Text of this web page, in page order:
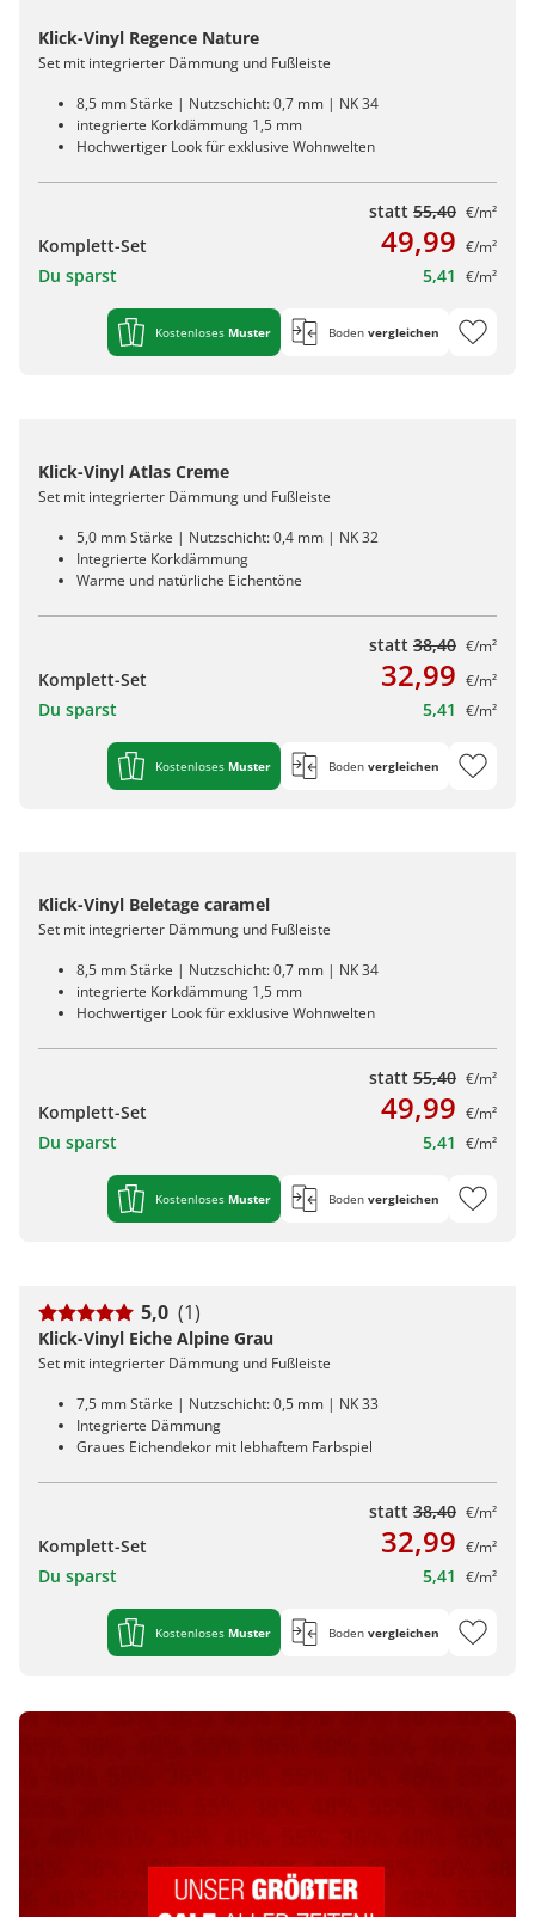
Klick-Vinyl Regence Nature
Set mit integrierter Dämmung und Fußleiste
8,5 mm Stärke | Nutzschicht: 0,7 mm | NK 34
integrierte Korkdämmung 1,5 mm
Hochwertiger Look für exklusive Wohnwelten
statt 55,40 €/m²
Komplett-Set 49,99 €/m²
Du sparst 5,41 €/m²
Kostenloses Muster Boden vergleichen
Klick-Vinyl Atlas Creme
Set mit integrierter Dämmung und Fußleiste
5,0 mm Stärke | Nutzschicht: 0,4 mm | NK 32
Integrierte Korkdämmung
Warme und natürliche Eichentöne
statt 38,40 €/m²
Komplett-Set 32,99 €/m²
Du sparst 5,41 €/m²
Kostenloses Muster Boden vergleichen
Klick-Vinyl Beletage caramel
Set mit integrierter Dämmung und Fußleiste
8,5 mm Stärke | Nutzschicht: 0,7 mm | NK 34
integrierte Korkdämmung 1,5 mm
Hochwertiger Look für exklusive Wohnwelten
statt 55,40 €/m²
Komplett-Set 49,99 €/m²
Du sparst 5,41 €/m²
Kostenloses Muster Boden vergleichen
5,0 (1)
Klick-Vinyl Eiche Alpine Grau
Set mit integrierter Dämmung und Fußleiste
7,5 mm Stärke | Nutzschicht: 0,5 mm | NK 33
Integrierte Dämmung
Graues Eichendekor mit lebhaftem Farbspiel
statt 38,40 €/m²
Komplett-Set 32,99 €/m²
Du sparst 5,41 €/m²
Kostenloses Muster Boden vergleichen